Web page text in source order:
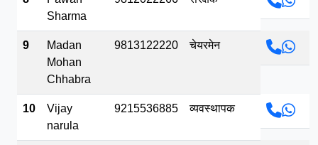
Sharma
9
Madan
Mohan
Chhabra
9813122220 चेयरमेन
10
Vijay
narula
9215536885 व्यवस्थापक